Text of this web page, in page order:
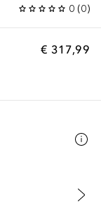
0 (0)
€ 317,99